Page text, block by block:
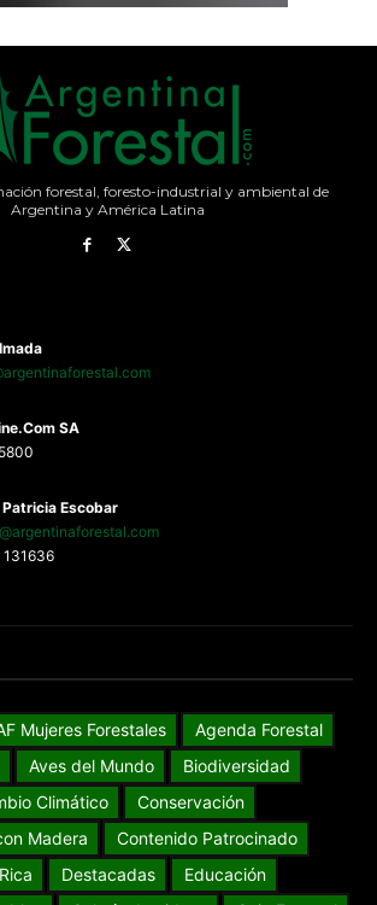
forestal, foresto-industrial y ambiental de
Argentina y América Latina
SA
Escobar
131636
Mujeres Forestales
Agenda Forestal
Aves del Mundo
Biodiversidad
Climático
Conservación
Madera
Contenido Patrocinado
Destacadas
Educación